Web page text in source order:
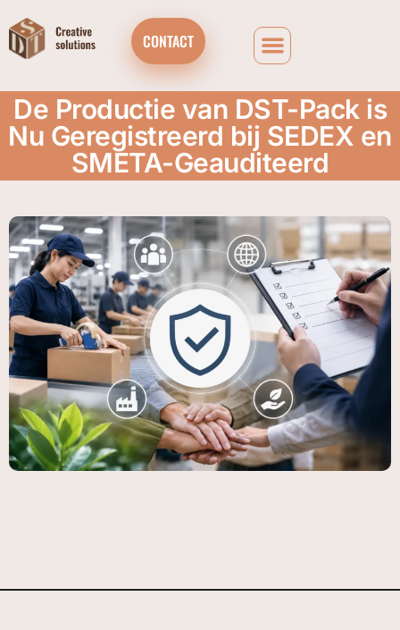
CONTACT
De Productie van DST-Pack is
Nu Geregistreerd bij SEDEX en
SMETA-Geauditeerd